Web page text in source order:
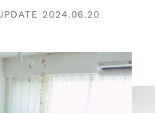
2024.06.20